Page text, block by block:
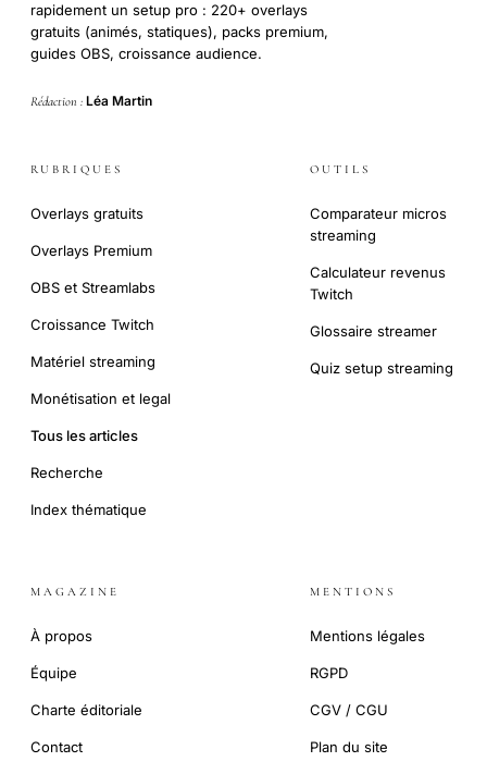
rapidement un setup pro : 220+ overlays
gratuits (animés, statiques), packs premium,
guides OBS, croissance audience.
Rédaction : Léa Martin
RUBRIQUES
Overlays gratuits
Overlays Premium
OBS et Streamlabs
Croissance Twitch
Matériel streaming
Monétisation et legal
Tous les articles
Recherche
Index thématique
OUTILS
Comparateur micros
streaming
Calculateur revenus
Twitch
Glossaire streamer
Quiz setup streaming
MAGAZINE
À propos
Équipe
Charte éditoriale
Contact
MENTIONS
Mentions légales
RGPD
CGV / CGU
Plan du site